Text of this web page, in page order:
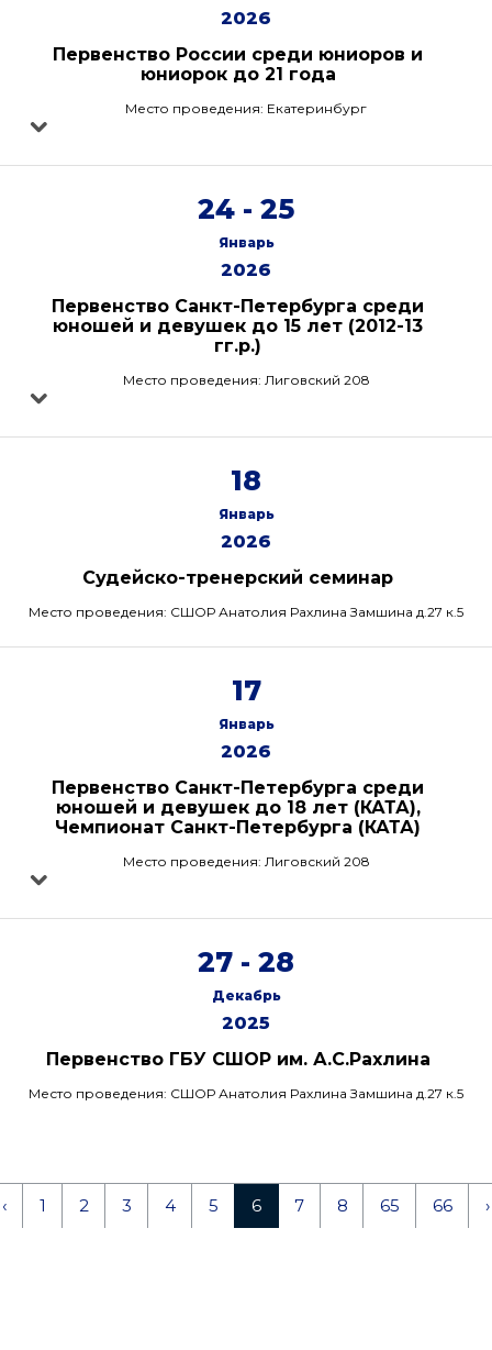
2026
Первенство России среди юниоров и
юниорок до 21 года
Место проведения: Екатеринбург
24 - 25
Январь
2026
Первенство Санкт-Петербурга среди
юношей и девушек до 15 лет (2012-13
гг.р.)
Место проведения: Лиговский 208
18
Январь
2026
Судейско-тренерский семинар
Место проведения: СШОР Анатолия Рахлина Замшина д.27 к.5
17
Январь
2026
Первенство Санкт-Петербурга среди
юношей и девушек до 18 лет (КАТА),
Чемпионат Санкт-Петербурга (КАТА)
Место проведения: Лиговский 208
27 - 28
Декабрь
2025
Первенство ГБУ СШОР им. А.С.Рахлина
Место проведения: СШОР Анатолия Рахлина Замшина д.27 к.5
‹ 1 2 3 4 5 6 7 8 65 66 ›